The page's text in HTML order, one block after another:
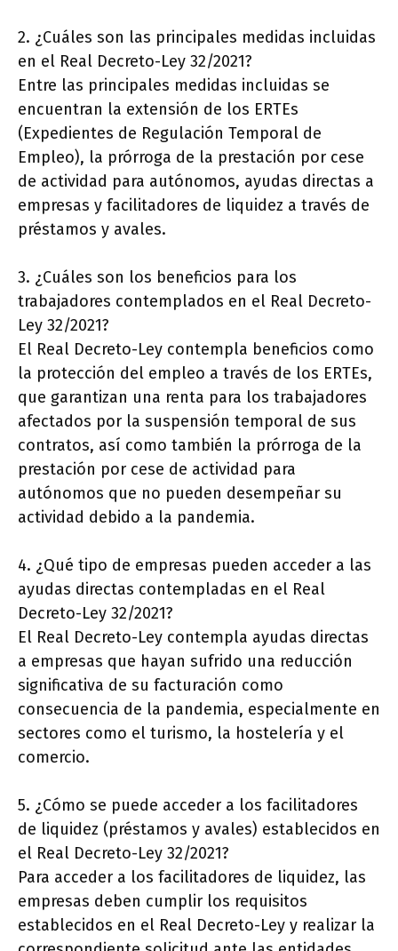
2. ¿Cuáles son las principales medidas incluidas
en el Real Decreto-Ley 32/2021?
Entre las principales medidas incluidas se
encuentran la extensión de los ERTEs
(Expedientes de Regulación Temporal de
Empleo), la prórroga de la prestación por cese
de actividad para autónomos, ayudas directas a
empresas y facilitadores de liquidez a través de
préstamos y avales.
3. ¿Cuáles son los beneficios para los
trabajadores contemplados en el Real Decreto-
Ley 32/2021?
El Real Decreto-Ley contempla beneficios como
la protección del empleo a través de los ERTEs,
que garantizan una renta para los trabajadores
afectados por la suspensión temporal de sus
contratos, así como también la prórroga de la
prestación por cese de actividad para
autónomos que no pueden desempeñar su
actividad debido a la pandemia.
4. ¿Qué tipo de empresas pueden acceder a las
ayudas directas contempladas en el Real
Decreto-Ley 32/2021?
El Real Decreto-Ley contempla ayudas directas
a empresas que hayan sufrido una reducción
significativa de su facturación como
consecuencia de la pandemia, especialmente en
sectores como el turismo, la hostelería y el
comercio.
5. ¿Cómo se puede acceder a los facilitadores
de liquidez (préstamos y avales) establecidos en
el Real Decreto-Ley 32/2021?
Para acceder a los facilitadores de liquidez, las
empresas deben cumplir los requisitos
establecidos en el Real Decreto-Ley y realizar la